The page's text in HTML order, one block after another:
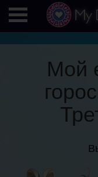
Мой